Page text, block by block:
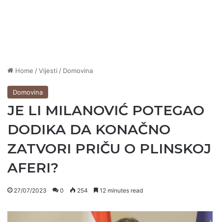
Home /Vijesti / Domovina
Domovina
JE LI MILANOVIĆ POTEGAO
DODIKA DA KONAČNO
ZATVORI PRIČU O PLINSKOJ
AFERI?
27/07/2023 0 254 12 minutes read